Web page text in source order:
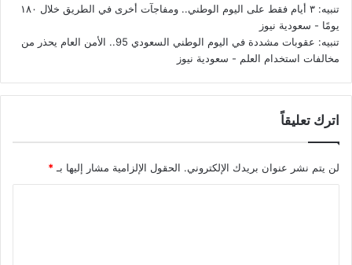
تنبيه:
٣ أيام فقط على اليوم الوطني.. ومفاجآت أخرى في الطريق خلال ١٨٠
يومًا - سعودية نيوز
تنبيه:
عقوبات مشددة في اليوم الوطني السعودي 95.. الأمن العام يحذر من
مخالفات استخدام العلم - سعودية نيوز
اترك تعليقاً
لن يتم نشر عنوان بريدك الإلكتروني. الحقول الإلزامية مشار إليها بـ *